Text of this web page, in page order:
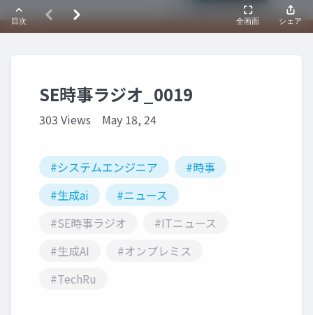
SE時事ラジオ_0019
303 Views May 18, 24
#システムエンジニア
#時事
#生成ai
#ニュース
#SE時事ラジオ
#ITニュース
#生成AI
#オンプレミス
#TechRu